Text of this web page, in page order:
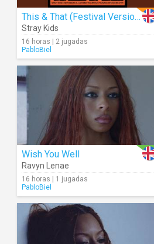
This & That (Festival Version) (Audio)
Stray Kids
16 horas | 2 jugadas
PabloBiel
Wish You Well
Ravyn Lenae
16 horas | 1 jugadas
PabloBiel